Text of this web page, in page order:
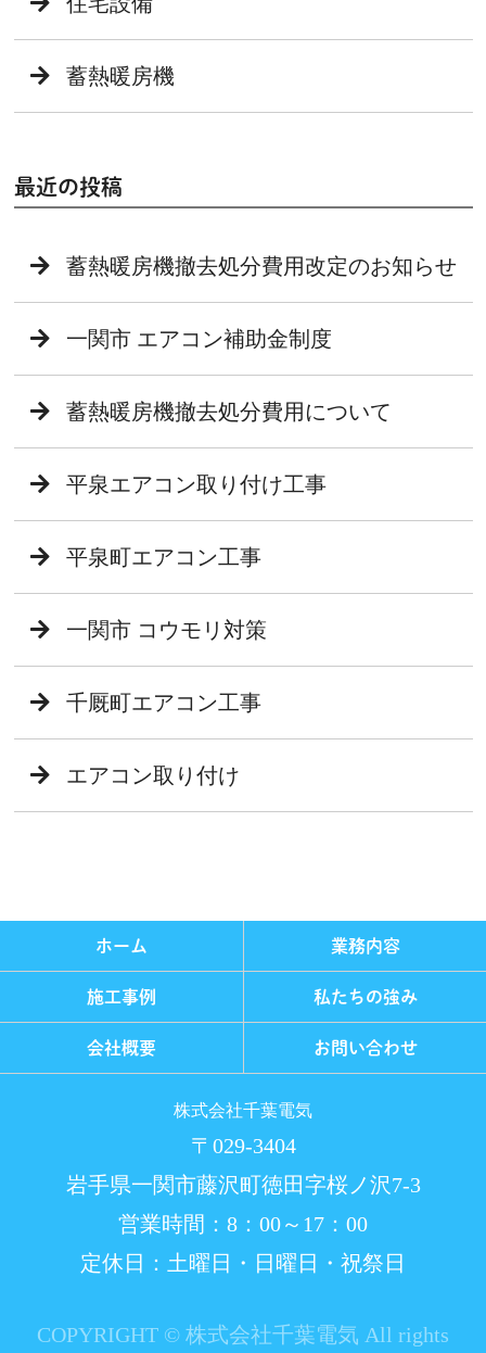
蓄熱暖房機
最近の投稿
蓄熱暖房機撤去処分費用改定のお知らせ
一関市 エアコン補助金制度
蓄熱暖房機撤去処分費用について
平泉エアコン取り付け工事
平泉町エアコン工事
一関市 コウモリ対策
千厩町エアコン工事
エアコン取り付け
ホーム 業務内容
施工事例 私たちの強み
会社概要 お問い合わせ
株式会社千葉電気
〒029-3404
岩手県一関市藤沢町徳田字桜ノ沢7-3
営業時間：8：00～17：00
定休日：土曜日・日曜日・祝祭日
COPYRIGHT © 株式会社千葉電気 All rights